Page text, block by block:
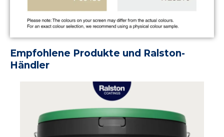
Empfohlene Produkte und Ralston-
Händler